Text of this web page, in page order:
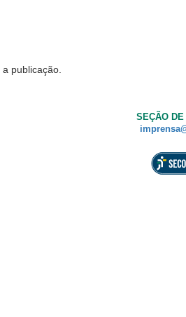
publicação.
SEÇÃO